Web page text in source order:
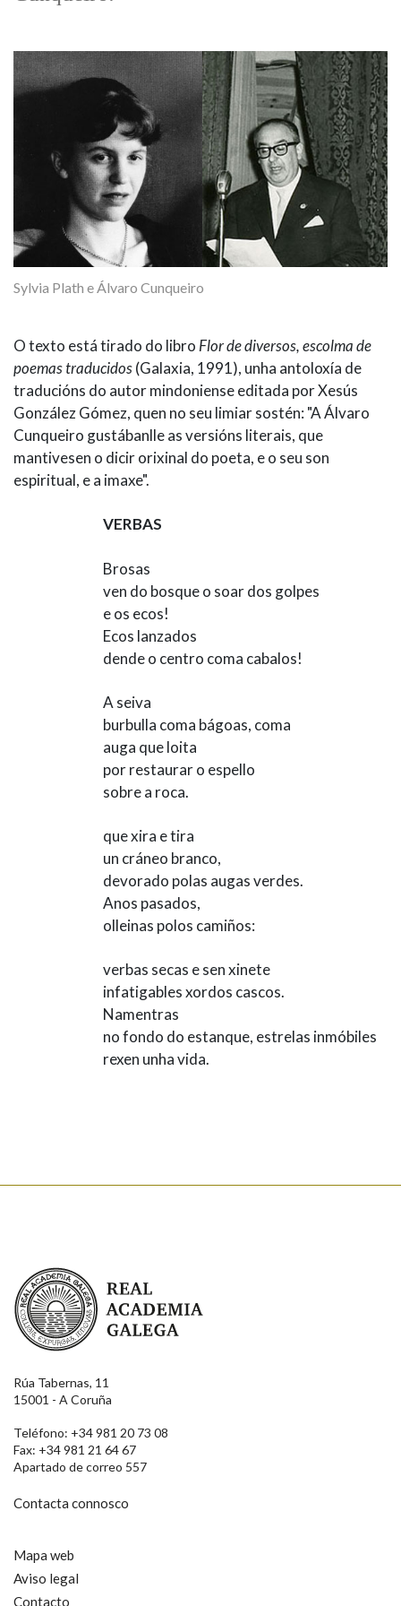
CASA-MUSEO EMILIA PARDO
BAZÁN
HISTORIA
60 ANOS DLG
PRIMAVERA DAS LETRAS
PORTAL DAS PALABRAS
Sylvia Plath e Álvaro Cunqueiro
O texto está tirado do libro Flor de diversos, escolma de
poemas traducidos(Galaxia, 1991), unha antoloxía de
traducións do autor mindoniense editada por Xesús
González Gómez, quen no seu limiar sostén: "A Álvaro
Cunqueiro gustábanlle as versións literais, que
mantivesen o dicir orixinal do poeta, e o seu son
espiritual, e a imaxe".
VERBAS
Brosas
ven do bosque o soar dos golpes
e os ecos!
Ecos lanzados
dende o centro coma cabalos!
A seiva
burbulla coma bágoas, coma
auga que loita
por restaurar o espello
sobre a roca.
que xira e tira
un cráneo branco,
devorado polas augas verdes.
Anos pasados,
olleinas polos camiños:
verbas secas e sen xinete
infatigables xordos cascos.
Namentras
no fondo do estanque, estrelas inmóbiles
rexen unha vida.
Real Academia Galega
Rúa Tabernas, 11
15001 - A Coruña
Teléfono: +34 981 20 73 08
Fax: +34 981 21 64 67
Apartado de correo 557
Contacta connosco
Mapa web
Aviso legal
Contacto